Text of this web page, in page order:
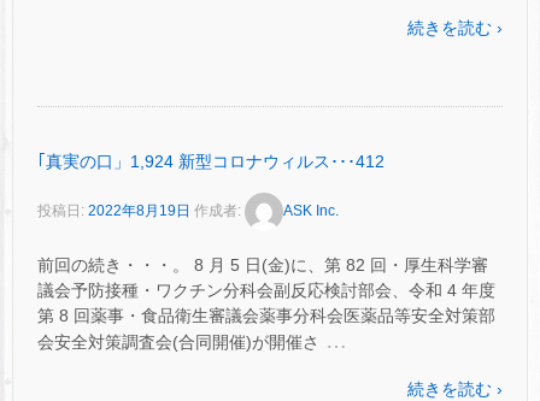
続きを読む ›
｢真実の口」1,924 新型コロナウィルス･･･412
投稿日: 2022年8月19日 作成者: ASK Inc.
前回の続き・・・。 8 月 5 日(金)に、第 82 回・厚生科学審
議会予防接種・ワクチン分科会副反応検討部会、令和 4 年度
第 8 回薬事・食品衛生審議会薬事分科会医薬品等安全対策部
会安全対策調査会(合同開催)が開催さ
…
続きを読む ›